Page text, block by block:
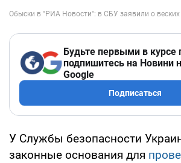
Будьте первыми в курсе
подпишитесь на Новини
Google
Подписаться
У Службы безопасности
законные основания для